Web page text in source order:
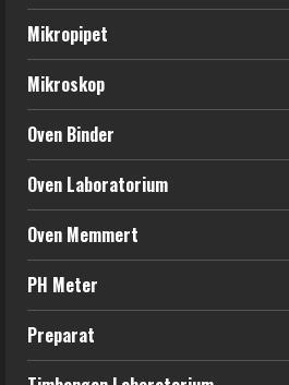
Mikropipet
Mikroskop
Oven Binder
Oven Laboratorium
Oven Memmert
PH Meter
Preparat